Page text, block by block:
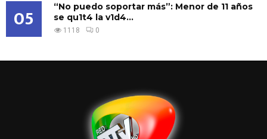
05
“No puedo soportar más”: Menor de 11 años
se qu1t4 la v1d4...
1118 0